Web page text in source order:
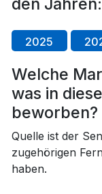
2025
Welche
was in
beworben?
Quelle ist der
zugehörigen
haben.